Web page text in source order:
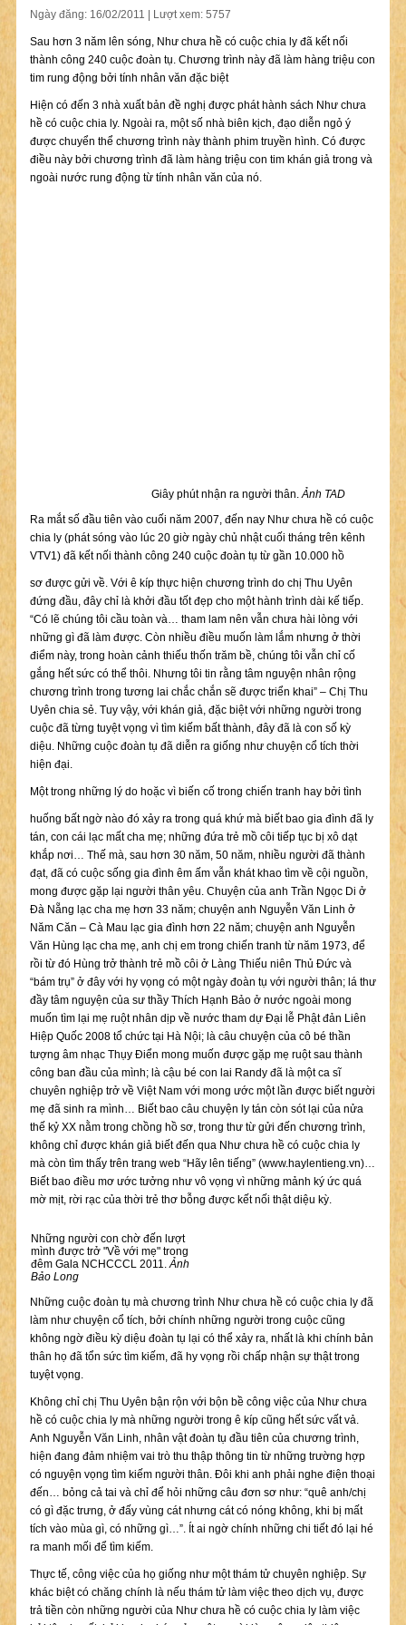
Ngày đăng: 16/02/2011 | Lượt xem: 5757
Sau hơn 3 năm lên sóng, Như chưa hề có cuộc chia ly đã kết nối
thành công 240 cuộc đoàn tụ. Chương trình này đã làm hàng triệu con
tim rung động bởi tính nhân văn đặc biệt
Hiện có đến 3 nhà xuất bản đề nghị được phát hành sách Như chưa
hề có cuộc chia ly. Ngoài ra, một số nhà biên kịch, đạo diễn ngỏ ý
được chuyển thể chương trình này thành phim truyền hình. Có được
điều này bởi chương trình đã làm hàng triệu con tim khán giả trong và
ngoài nước rung động từ tính nhân văn của nó.
Giây phút nhận ra người thân.Ảnh TAD
Ra mắt số đầu tiên vào cuối năm 2007, đến nay Như chưa hề có cuộc
chia ly (phát sóng vào lúc 20 giờ ngày chủ nhật cuối tháng trên kênh
VTV1) đã kết nối thành công 240 cuộc đoàn tụ từ gần 10.000 hồ
sơ được gửi về. Với ê kíp thực hiện chương trình do chị Thu Uyên
đứng đầu, đây chỉ là khởi đầu tốt đẹp cho một hành trình dài kế tiếp.
“Có lẽ chúng tôi cầu toàn và… tham lam nên vẫn chưa hài lòng với
những gì đã làm được. Còn nhiều điều muốn làm lắm nhưng ở thời
điểm này, trong hoàn cảnh thiếu thốn trăm bề, chúng tôi vẫn chỉ cố
gắng hết sức có thể thôi. Nhưng tôi tin rằng tâm nguyện nhân rộng
chương trình trong tương lai chắc chắn sẽ được triển khai” – Chị Thu
Uyên chia sẻ. Tuy vậy, với khán giả, đặc biệt với những người trong
cuộc đã từng tuyệt vọng vì tìm kiếm bất thành, đây đã là con số kỳ
diệu. Những cuộc đoàn tụ đã diễn ra giống như chuyện cổ tích thời
hiện đại.
Một trong những lý do hoặc vì biến cố trong chiến tranh hay bởi tình
huống bất ngờ nào đó xảy ra trong quá khứ mà biết bao gia đình đã ly
tán, con cái lạc mất cha mẹ; những đứa trẻ mồ côi tiếp tục bị xô dạt
khắp nơi… Thế mà, sau hơn 30 năm, 50 năm, nhiều người đã thành
đạt, đã có cuộc sống gia đình êm ấm vẫn khát khao tìm về cội nguồn,
mong được gặp lại người thân yêu. Chuyện của anh Trần Ngọc Di ở
Đà Nẵng lạc cha mẹ hơn 33 năm; chuyện anh Nguyễn Văn Linh ở
Năm Căn – Cà Mau lạc gia đình hơn 22 năm; chuyện anh Nguyễn
Văn Hùng lạc cha mẹ, anh chị em trong chiến tranh từ năm 1973, để
rồi từ đó Hùng trở thành trẻ mồ côi ở Làng Thiếu niên Thủ Đức và
“bám trụ” ở đây với hy vọng có một ngày đoàn tụ với người thân; lá thư
đầy tâm nguyện của sư thầy Thích Hạnh Bảo ở nước ngoài mong
muốn tìm lại mẹ ruột nhân dịp về nước tham dự Đại lễ Phật đản Liên
Hiệp Quốc 2008 tổ chức tại Hà Nội; là câu chuyện của cô bé thần
tượng âm nhạc Thụy Điển mong muốn được gặp mẹ ruột sau thành
công ban đầu của mình; là cậu bé con lai Randy đã là một ca sĩ
chuyên nghiệp trở về Việt Nam với mong ước một lần được biết người
mẹ đã sinh ra mình… Biết bao câu chuyện ly tán còn sót lại của nửa
thế kỷ XX nằm trong chồng hồ sơ, trong thư từ gửi đến chương trình,
không chỉ được khán giả biết đến qua Như chưa hề có cuộc chia ly
mà còn tìm thấy trên trang web “Hãy lên tiếng” (www.haylentieng.vn)…
Biết bao điều mơ ước tưởng như vô vọng vì những mảnh ký ức quá
mờ mịt, rời rạc của thời trẻ thơ bỗng được kết nối thật diệu kỳ.
Những người con chờ đến lượt
mình được trở "Về với mẹ" trong
đêm Gala NCHCCCL 2011.Ảnh
Bảo Long
Những cuộc đoàn tụ mà chương trình Như chưa hề có cuộc chia ly đã
làm như chuyện cổ tích, bởi chính những người trong cuộc cũng
không ngờ điều kỳ diệu đoàn tụ lại có thể xảy ra, nhất là khi chính bản
thân họ đã tổn sức tìm kiếm, đã hy vọng rồi chấp nhận sự thật trong
tuyệt vọng.
Không chỉ chị Thu Uyên bận rộn với bộn bề công việc của Như chưa
hề có cuộc chia ly mà những người trong ê kíp cũng hết sức vất vả.
Anh Nguyễn Văn Linh, nhân vật đoàn tụ đầu tiên của chương trình,
hiện đang đảm nhiệm vai trò thu thập thông tin từ những trường hợp
có nguyện vọng tìm kiếm người thân. Đôi khi anh phải nghe điện thoại
đến… bỏng cả tai và chỉ để hỏi những câu đơn sơ như: “quê anh/chị
có gì đặc trưng, ở đấy vùng cát nhưng cát có nóng không, khi bị mất
tích vào mùa gì, có những gì…”. Ít ai ngờ chính những chi tiết đó lại hé
ra manh mối để tìm kiếm.
Thực tế, công việc của họ giống như một thám tử chuyên nghiệp. Sự
khác biệt có chăng chính là nếu thám tử làm việc theo dịch vụ, được
trả tiền còn những người của Như chưa hề có cuộc chia ly làm việc